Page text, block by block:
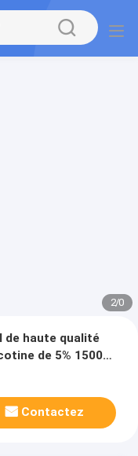
2/0
de haute qualité
de 5% 1500
Contactez